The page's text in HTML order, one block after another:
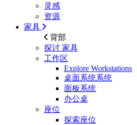
灵感
资源
家具
背部
探讨 家具
工作区
Explore Workstations
桌面系统系统
面板系统
办公桌
座位
探索座位